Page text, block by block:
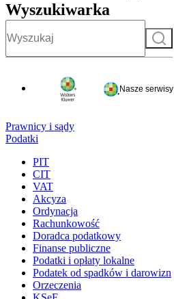
Wyszukiwarka
Szukaj
Nasze serwisy
Prawnicy i sądy
Podatki
PIT
CIT
VAT
Akcyza
Ordynacja
Rachunkowość
Doradca podatkowy
Finanse publiczne
Podatki i opłaty lokalne
Podatek od spadków i darowizn
Orzeczenia